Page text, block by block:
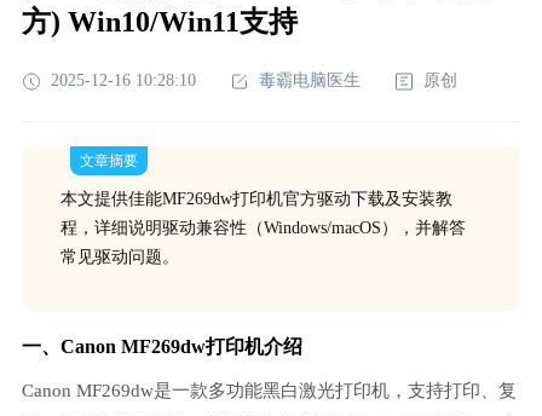
方) Win10/Win11支持
2025-12-16 10:28:10 毒霸电脑医生 原创
文章摘要
本文提供佳能MF269dw打印机官方驱动下载及安装教
程，详细说明驱动兼容性（Windows/macOS），并解答
常见驱动问题。
一、Canon MF269dw打印机介绍
Canon MF269dw是一款多功能黑白激光打印机，支持打印、复